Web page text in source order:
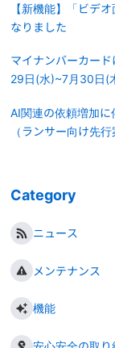
【新機能】「ビデ
なりました
マイナンバーカー
29日(水)~7月30日(
AI関連の依頼増加に
（ランサー向け先行
Category
ニュース
メンテナンス
機能